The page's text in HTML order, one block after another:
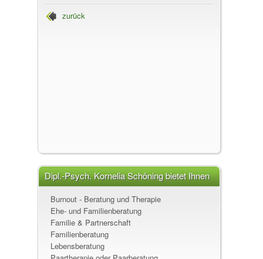
Paare, erfolgreiche Teams und Wirksamkeit
zurück
Dipl.-Psych. Kornelia Schöning bietet Ihnen
folgende Leistungen an
Burnout - Beratung und Therapie
Ehe- und Familienberatung
Familie & Partnerschaft
Familienberatung
Lebensberatung